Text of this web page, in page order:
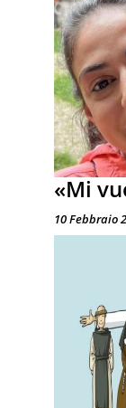
«Mi
10 Febbraio